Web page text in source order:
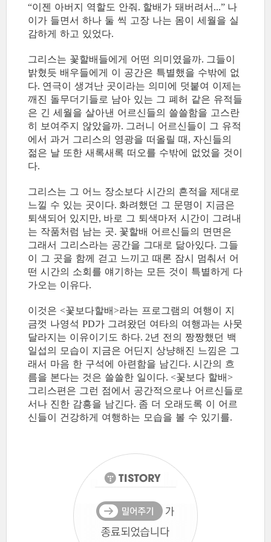
“이젠 아버지 역할도 안줘. 할배가 돼버려서...” 나
이가 들면서 하나 둘 씩 고장 나는 몸이 세월을 실
감하게 하고 있었다.
그리스는 꽃할배들에게 어떤 의미였을까. 그들이
밝혔듯 배우들에게 이 공간은 특별했을 수밖에 없
다. 연극이 생겨난 곳이라는 의미에 덧붙여 이제는
깨진 돌무더기들로 남아 있는 그 폐허 같은 유적들
은 긴 세월을 살아낸 어르신들의 쓸쓸함을 고스란
히 보여주지 않았을까. 그러니 어르신들이 그 유적
에서 과거 그리스의 영광을 떠올릴 때, 자신들의
젊은 날 또한 새록새록 떠오를 수밖에 없었을 것이
다.
그리스는 그 어느 장소보다 시간의 흔적을 제대로
느낄 수 있는 곳이다. 화려했던 그 문명이 지금은
퇴색되어 있지만, 바로 그 퇴색마저 시간이 그려내
는 작품처럼 남는 곳. 꽃할배 어르신들의 면면은
그래서 그리스라는 공간을 그대로 닮아있다. 그들
이 그 곳을 함께 걷고 느끼고 때론 잠시 멈춰서 어
떤 시간의 소회를 얘기하는 모든 것이 특별하게 다
가오는 이유다.
이것은 <꽃보다할배>라는 프로그램의 여행이 지
금껏 나영석 PD가 그려왔던 여타의 여행과는 사뭇
달라지는 이유이기도 하다. 2년 전의 짱짱했던 백
일섭의 모습이 지금은 어딘지 상냥해진 느낌은 그
래서 마음 한 구석에 아련함을 남긴다. 시간의 흐
름을 본다는 것은 쓸쓸한 일이다. <꽃보다 할배>
그리스편은 그런 점에서 공간적으로나 어르신들로
서나 진한 감흥을 남긴다. 좀 더 오래도록 이 어르
신들이 건강하게 여행하는 모습을 볼 수 있기를.